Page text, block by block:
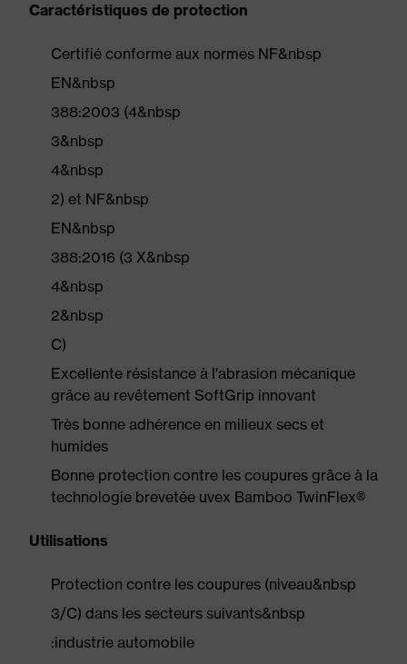
Caractéristiques de protection
Certifié conforme aux normes NF&nbsp
EN&nbsp
388:2003 (4&nbsp
3&nbsp
4&nbsp
2) et NF&nbsp
EN&nbsp
388:2016 (3 X&nbsp
4&nbsp
2&nbsp
C)
Excellente résistance à l'abrasion mécanique
grâce au revêtement SoftGrip innovant
Très bonne adhérence en milieux secs et
humides
Bonne protection contre les coupures grâce à la
technologie brevetée uvex Bamboo TwinFlex®
Utilisations
Protection contre les coupures (niveau&nbsp
3/C) dans les secteurs suivants&nbsp
:industrie automobile